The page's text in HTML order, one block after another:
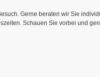
Gerne beraten wir Sie
Schauen Sie vorbei und